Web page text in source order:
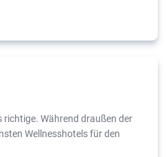
richtige. Während draußen der
Wellnesshotels für den